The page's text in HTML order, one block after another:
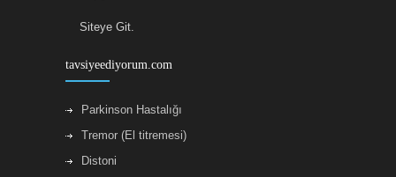
Sayin Raif Hocamiza boynumdaki distoni
etmekteyim.Onceden rahatsizligim icin bircok
doktor ve tedavi denemistim.Raif Hocamizin bu
soyleyebilirim.Allah herkese sifa versin.
ilk
Siteye Git.
tavsiyeediyorum.com
Parkinson Hastalığı
Tremor (El titremesi)
Distoni